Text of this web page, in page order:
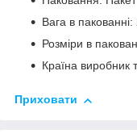
Вага в пакованні:
Розміри в
Країна виробник
Приховати